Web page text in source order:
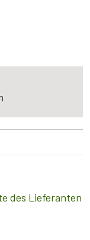
des Lieferanten